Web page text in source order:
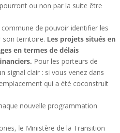
ou non par la suite être
commune de pouvoir identifier les
son territoire. Les projets situés en
en termes de délais
Pour les porteurs de
signal clair : si vous venez dans
qui a été coconstruit
nouvelle programmation
le Ministère de la Transition